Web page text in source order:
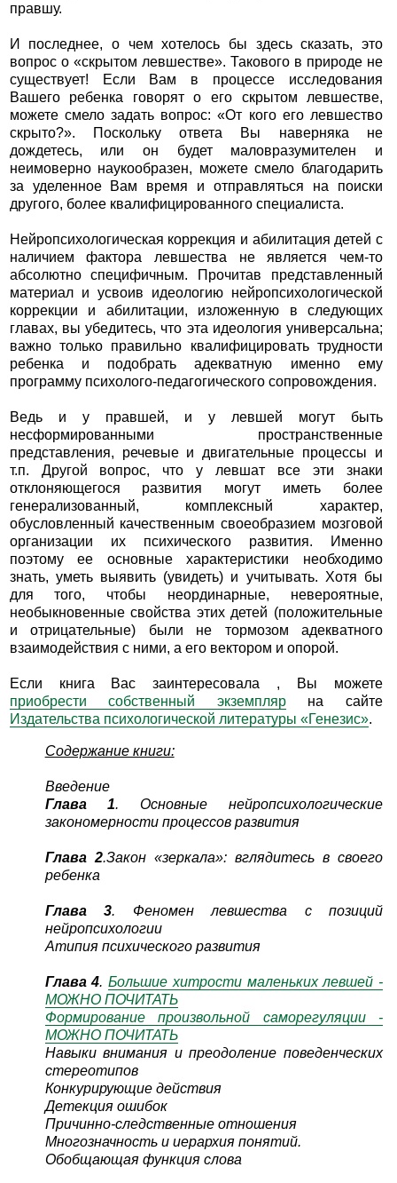
правшу.
И последнее, о чем хотелось бы здесь сказать, это
вопрос о «скрытом левшестве». Такового в природе не
существует! Если Вам в процессе исследования
Вашего ребенка говорят о его скрытом левшестве,
можете смело задать вопрос: «От кого его левшество
скрыто?». Поскольку ответа Вы наверняка не
дождетесь, или он будет маловразумителен и
неимоверно наукообразен, можете смело благодарить
за уделенное Вам время и отправляться на поиски
другого, более квалифицированного специалиста.
Нейропсихологическая коррекция и абилитация детей с
наличием фактора левшества не является чем-то
абсолютно специфичным. Прочитав представленный
материал и усвоив идеологию нейропсихологической
коррекции и абилитации, изложенную в следующих
главах, вы убедитесь, что эта идеология универсальна;
важно только правильно квалифицировать трудности
ребенка и подобрать адекватную именно ему
программу психолого-педагогического сопровождения.
Ведь и у правшей, и у левшей могут быть
несформированными пространственные
представления, речевые и двигательные процессы и
т.п. Другой вопрос, что у левшат все эти знаки
отклоняющегося развития могут иметь более
генерализованный, комплексный характер,
обусловленный качественным своеобразием мозговой
организации их психического развития. Именно
поэтому ее основные характеристики необходимо
знать, уметь выявить (увидеть) и учитывать. Хотя бы
для того, чтобы неординарные, невероятные,
необыкновенные свойства этих детей (положительные
и отрицательные) были не тормозом адекватного
взаимодействия с ними, а его вектором и опорой.
Если книга Вас заинтересовала , Вы можете
приобрести собственный экземплярна сайте
Издательства психологической литературы «Генезис».
Содержание книги:
Введение
Глава 1. Основные нейропсихологические
закономерности процессов развития
Глава 2.Закон «зеркала»: вглядитесь в своего
ребенка
Глава 3. Феномен левшества с позиций
нейропсихологии
Атипия психического развития
Глава 4.Большие хитрости маленьких левшей -
МОЖНО ПОЧИТАТЬ
Формирование произвольной саморегуляции -
МОЖНО ПОЧИТАТЬ
Навыки внимания и преодоление поведенческих
стереотипов
Конкурирующие действия
Детекция ошибок
Причинно-следственные отношения
Многозначность и иерархия понятий.
Обобщающая функция слова